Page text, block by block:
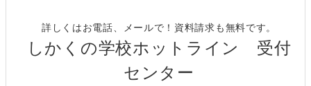
詳しくはお電話、メールで！資料請求も無料です。
しかくの学校ホットライン 受付
センター